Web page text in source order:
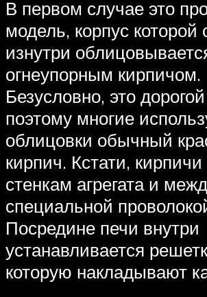
В первом случае это
модель, корпус которой
изнутри
огнеупорным кирпичом.
Безусловно, это
поэтому многие
облицовки обычный
кирпич. Кстати, кирпичи
стенкам агрегата и
специальной
Посредине печи внутри
устанавливается
которую накладывают